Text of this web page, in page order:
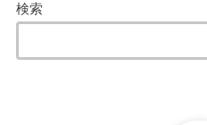
検索